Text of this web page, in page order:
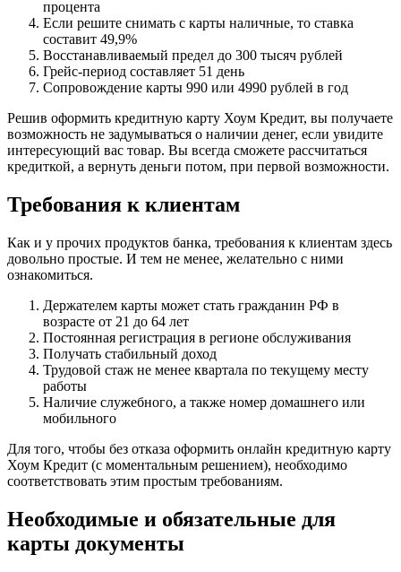
процента
Если решите снимать с карты наличные, то ставка
составит 49,9%
Восстанавливаемый предел до 300 тысяч рублей
Грейс-период составляет 51 день
Сопровождение карты 990 или 4990 рублей в год
Решив оформить кредитную карту Хоум Кредит, вы получаете
возможность не задумываться о наличии денег, если увидите
интересующий вас товар. Вы всегда сможете рассчитаться
кредиткой, а вернуть деньги потом, при первой возможности.
Требования к клиентам
Как и у прочих продуктов банка, требования к клиентам здесь
довольно простые. И тем не менее, желательно с ними
ознакомиться.
Держателем карты может стать гражданин РФ в
возрасте от 21 до 64 лет
Постоянная регистрация в регионе обслуживания
Получать стабильный доход
Трудовой стаж не менее квартала по текущему месту
работы
Наличие служебного, а также номер домашнего или
мобильного
Для того, чтобы без отказа оформить онлайн кредитную карту
Хоум Кредит (с моментальным решением), необходимо
соответствовать этим простым требованиям.
Необходимые и обязательные для
карты документы